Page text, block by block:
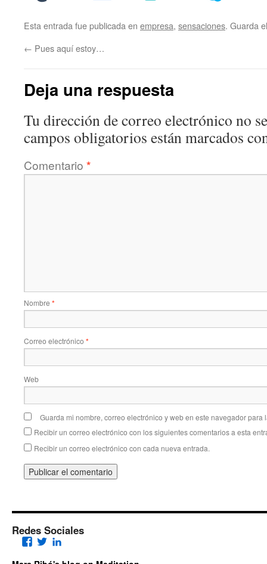
Esta entrada fue publicada en empresa, sensaciones. Guarda
← Pues aquí estoy…
Deja una respuesta
Tu dirección de correo electrónico no
campos obligatorios están marcados
Comentario *
Nombre *
Correo electrónico *
Web
Guarda mi nombre, correo electrónico y web en este navegador para
Recibir un correo electrónico con los siguientes comentarios a esta
Recibir un correo electrónico con cada nueva entrada.
Redes Sociales
Facebook
Twitter